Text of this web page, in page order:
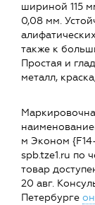
шириной 115
0,08 мм.
также к
Простая и
металл,
м Эконом
spb.tze1.ru по
товар
20 авг.
Петербурге